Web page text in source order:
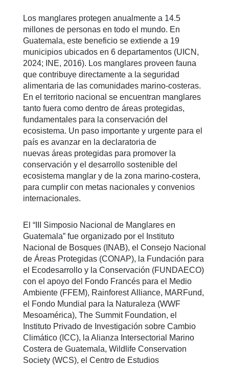
Los manglares protegen anualmente a 14.5
millones de personas en todo el mundo. En
Guatemala, este beneficio se extiende a 19
municipios ubicados en 6 departamentos (UICN,
2024; INE, 2016). Los manglares proveen fauna
que contribuye directamente a la seguridad
alimentaria de las comunidades marino-costeras.
En el territorio nacional se encuentran manglares
tanto fuera como dentro de áreas protegidas,
fundamentales para la conservación del
ecosistema. Un paso importante y urgente para el
país es avanzar en la declaratoria de
nuevas áreas protegidas para promover la
conservación y el desarrollo sostenible del
ecosistema manglar y de la zona marino-costera,
para cumplir con metas nacionales y convenios
internacionales.
El “III Simposio Nacional de Manglares en
Guatemala” fue organizado por el Instituto
Nacional de Bosques (INAB), el Consejo Nacional
de Áreas Protegidas (CONAP), la Fundación para
el Ecodesarrollo y la Conservación (FUNDAECO)
con el apoyo del Fondo Francés para el Medio
Ambiente (FFEM), Rainforest Alliance, MARFund,
el Fondo Mundial para la Naturaleza (WWF
Mesoamérica), The Summit Foundation, el
Instituto Privado de Investigación sobre Cambio
Climático (ICC), la Alianza Intersectorial Marino
Costera de Guatemala, Wildlife Conservation
Society (WCS), el Centro de Estudios